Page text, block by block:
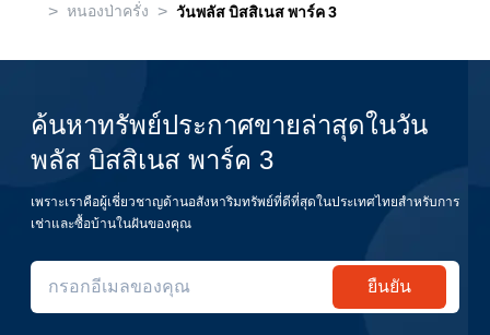
> หนองป่าครั่ง > วันพลัส บิสสิเนส พาร์ค 3
ค้นหาทรัพย์ประกาศขายล่าสุดในวัน
พลัส บิสสิเนส พาร์ค 3
เพราะเราคือผู้เชี่ยวชาญด้านอสังหาริมทรัพย์ที่ดีที่สุดในประเทศไทยสำหรับการ
เช่าและซื้อบ้านในฝันของคุณ
ยืนยัน